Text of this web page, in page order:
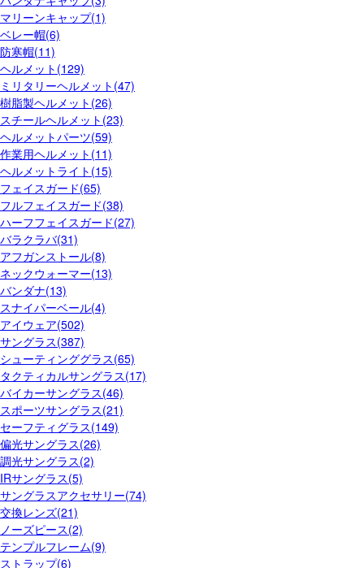
マリーンキャップ(1)
ベレー帽(6)
防寒帽(11)
ヘルメット(129)
ミリタリーヘルメット(47)
樹脂製ヘルメット(26)
スチールヘルメット(23)
ヘルメットパーツ(59)
作業用ヘルメット(11)
ヘルメットライト(15)
フェイスガード(65)
フルフェイスガード(38)
ハーフフェイスガード(27)
バラクラバ(31)
アフガンストール(8)
ネックウォーマー(13)
バンダナ(13)
スナイパーベール(4)
アイウェア(502)
サングラス(387)
シューティンググラス(65)
タクティカルサングラス(17)
バイカーサングラス(46)
スポーツサングラス(21)
セーフティグラス(149)
偏光サングラス(26)
調光サングラス(2)
IRサングラス(5)
サングラスアクセサリー(74)
交換レンズ(21)
ノーズピース(2)
テンプルフレーム(9)
ストラップ(6)